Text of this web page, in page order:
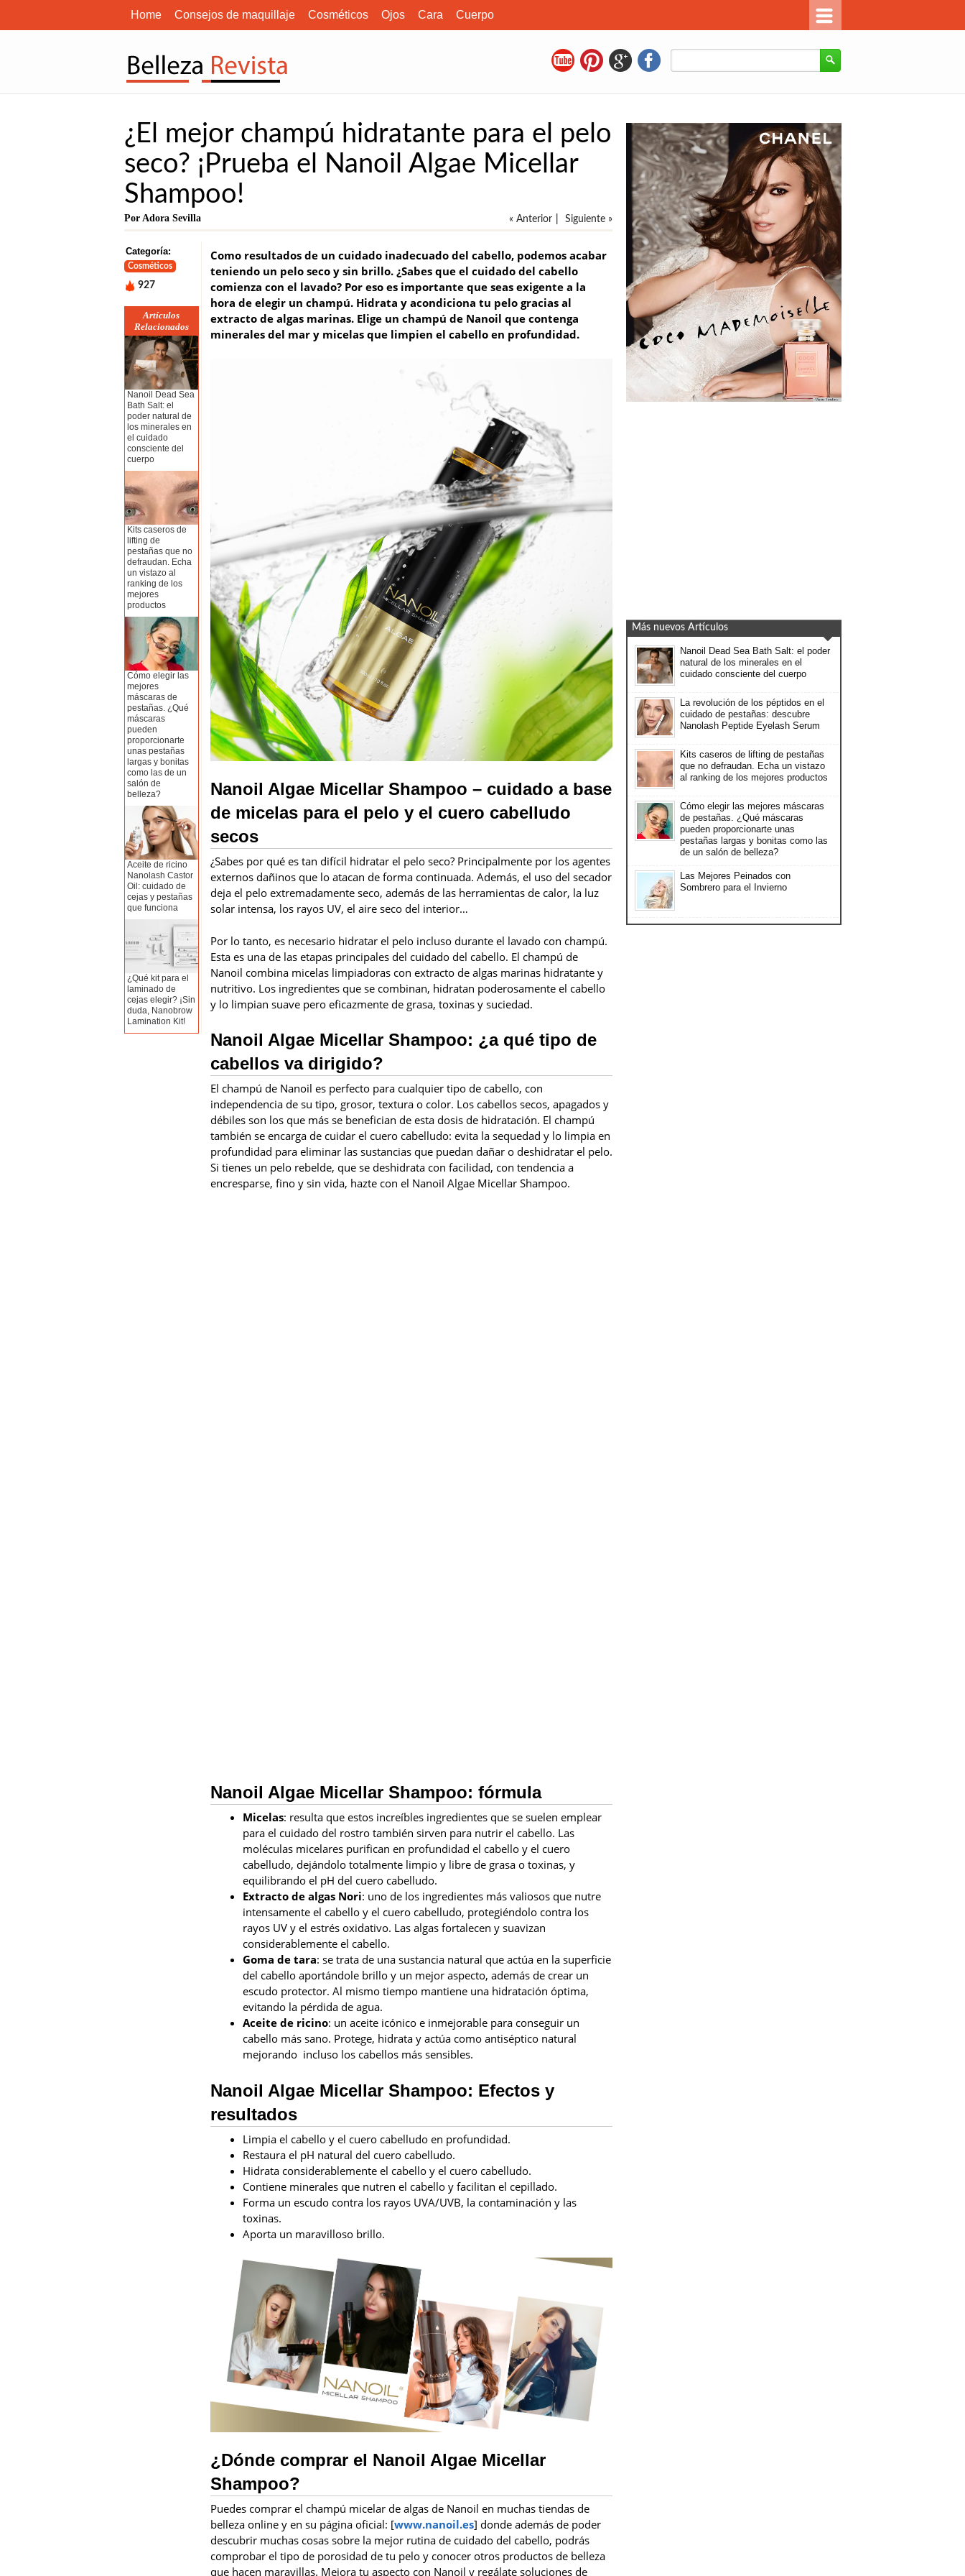
Home Consejos de maquillaje Cosméticos Ojos Cara Cuerpo
¿El mejor champú hidratante para el pelo
seco? ¡Prueba el Nanoil Algae Micellar
Shampoo!
Por Adora Sevilla « Anterior Siguiente »
Categoría:
Cosméticos
927
Artículos
Relacionados
Nanoil Dead Sea
Bath Salt: el
poder natural de
los minerales en
el cuidado
consciente del
cuerpo
Kits caseros de
lifting de
pestañas que no
defraudan. Echa
un vistazo al
ranking de los
mejores
productos
Cómo elegir las
mejores
máscaras de
pestañas. ¿Qué
máscaras
pueden
proporcionarte
unas pestañas
largas y bonitas
como las de un
salón de
belleza?
Aceite de ricino
Nanolash Castor
Oil: cuidado de
cejas y pestañas
que funciona
¿Qué kit para el
laminado de
cejas elegir? ¡Sin
duda, Nanobrow
Lamination Kit!
Como resultados de un cuidado inadecuado del cabello, podemos acabar
teniendo un pelo seco y sin brillo. ¿Sabes que el cuidado del cabello
comienza con el lavado? Por eso es importante que seas exigente a la
hora de elegir un champú. Hidrata y acondiciona tu pelo gracias al
extracto de algas marinas. Elige un champú de Nanoil que contenga
minerales del mar y micelas que limpien el cabello en profundidad.
Nanoil Algae Micellar Shampoo – cuidado a base
de micelas para el pelo y el cuero cabelludo
secos
¿Sabes por qué es tan difícil hidratar el pelo seco? Principalmente por los agentes
externos dañinos que lo atacan de forma continuada. Además, el uso del secador
deja el pelo extremadamente seco, además de las herramientas de calor, la luz
solar intensa, los rayos UV, el aire seco del interior…
Por lo tanto, es necesario hidratar el pelo incluso durante el lavado con champú.
Esta es una de las etapas principales del cuidado del cabello. El champú de
Nanoil combina micelas limpiadoras con extracto de algas marinas hidratante y
nutritivo. Los ingredientes que se combinan, hidratan poderosamente el cabello
y lo limpian suave pero eficazmente de grasa, toxinas y suciedad.
Nanoil Algae Micellar Shampoo: ¿a qué tipo de
cabellos va dirigido?
El champú de Nanoil es perfecto para cualquier tipo de cabello, con
independencia de su tipo, grosor, textura o color. Los cabellos secos, apagados y
débiles son los que más se benefician de esta dosis de hidratación. El champú
también se encarga de cuidar el cuero cabelludo: evita la sequedad y lo limpia en
profundidad para eliminar las sustancias que puedan dañar o deshidratar el pelo.
Si tienes un pelo rebelde, que se deshidrata con facilidad, con tendencia a
encresparse, fino y sin vida, hazte con el Nanoil Algae Micellar Shampoo.
Nanoil Algae Micellar Shampoo: fórmula
Micelas: resulta que estos increíbles ingredientes que se suelen emplear
para el cuidado del rostro también sirven para nutrir el cabello. Las
moléculas micelares purifican en profundidad el cabello y el cuero
cabelludo, dejándolo totalmente limpio y libre de grasa o toxinas, y
equilibrando el pH del cuero cabelludo.
Extracto de algas Nori: uno de los ingredientes más valiosos que nutre
intensamente el cabello y el cuero cabelludo, protegiéndolo contra los
rayos UV y el estrés oxidativo. Las algas fortalecen y suavizan
considerablemente el cabello.
Goma de tara: se trata de una sustancia natural que actúa en la superficie
del cabello aportándole brillo y un mejor aspecto, además de crear un
escudo protector. Al mismo tiempo mantiene una hidratación óptima,
evitando la pérdida de agua.
Aceite de ricino: un aceite icónico e inmejorable para conseguir un
cabello más sano. Protege, hidrata y actúa como antiséptico natural
mejorando incluso los cabellos más sensibles.
Nanoil Algae Micellar Shampoo: Efectos y
resultados
Limpia el cabello y el cuero cabelludo en profundidad.
Restaura el pH natural del cuero cabelludo.
Hidrata considerablemente el cabello y el cuero cabelludo.
Contiene minerales que nutren el cabello y facilitan el cepillado.
Forma un escudo contra los rayos UVA/UVB, la contaminación y las
toxinas.
Aporta un maravilloso brillo.
¿Dónde comprar el Nanoil Algae Micellar
Shampoo?
Puedes comprar el champú micelar de algas de Nanoil en muchas tiendas de
belleza online y en su página oficial: [www.nanoil.es] donde además de poder
descubrir muchas cosas sobre la mejor rutina de cuidado del cabello, podrás
comprobar el tipo de porosidad de tu pelo y conocer otros productos de belleza
que hacen maravillas. Mejora tu aspecto con Nanoil y regálate soluciones de
Más nuevos Artículos
Nanoil Dead Sea Bath Salt: el poder
natural de los minerales en el
cuidado consciente del cuerpo
La revolución de los péptidos en el
cuidado de pestañas: descubre
Nanolash Peptide Eyelash Serum
Kits caseros de lifting de pestañas
que no defraudan. Echa un vistazo
al ranking de los mejores productos
Cómo elegir las mejores máscaras
de pestañas. ¿Qué máscaras
pueden proporcionarte unas
pestañas largas y bonitas como las
de un salón de belleza?
Las Mejores Peinados con
Sombrero para el Invierno